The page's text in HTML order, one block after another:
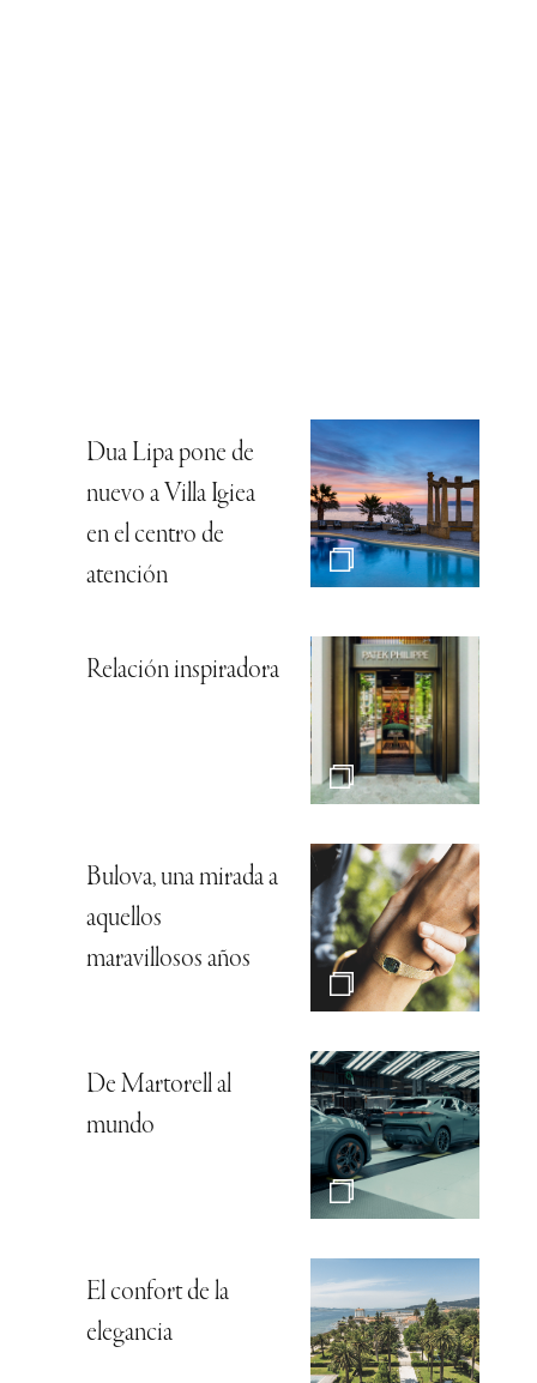
Dua Lipa pone de
nuevo a Villa Igiea
en el centro de
atención
Relación inspiradora
Bulova, una mirada a
aquellos
maravillosos años
De Martorell al
mundo
El confort de la
elegancia